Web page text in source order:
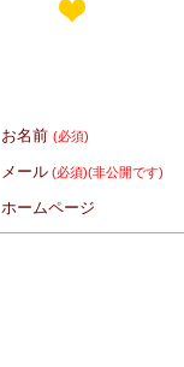
お名前(必須)
メール (必須)(非公開です)
ホームページ